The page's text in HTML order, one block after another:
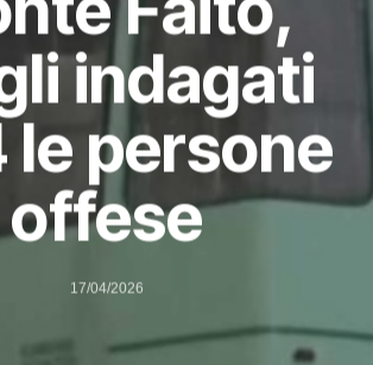
indagati
le persone
offese
17/04/2026